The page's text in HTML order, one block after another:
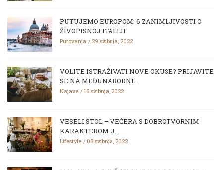
PUTUJEMO EUROPOM: 6 ZANIMLJIVOSTI O
ŽIVOPISNOJ ITALIJI
Putovanja 29 svibnja, 2022
VOLITE ISTRAŽIVATI NOVE OKUSE? PRIJAVITE
SE NA MEĐUNARODNI...
Najave 16 svibnja, 2022
VESELI STOL – VEČERA S DOBROTVORNIM
KARAKTEROM U...
Lifestyle 08 svibnja, 2022